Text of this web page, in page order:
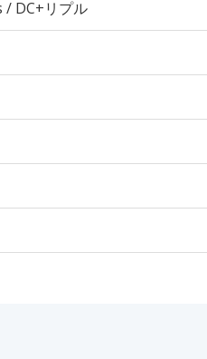
DC+リプル